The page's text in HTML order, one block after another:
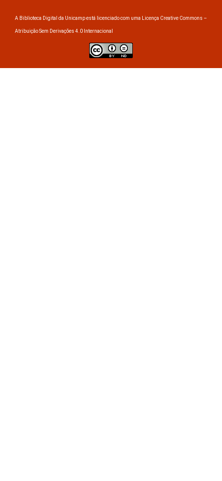
A Biblioteca Digital da Unicamp está licenciado com uma Licença Creative Commons –
Atribuição Sem Derivações 4.0 Internacional